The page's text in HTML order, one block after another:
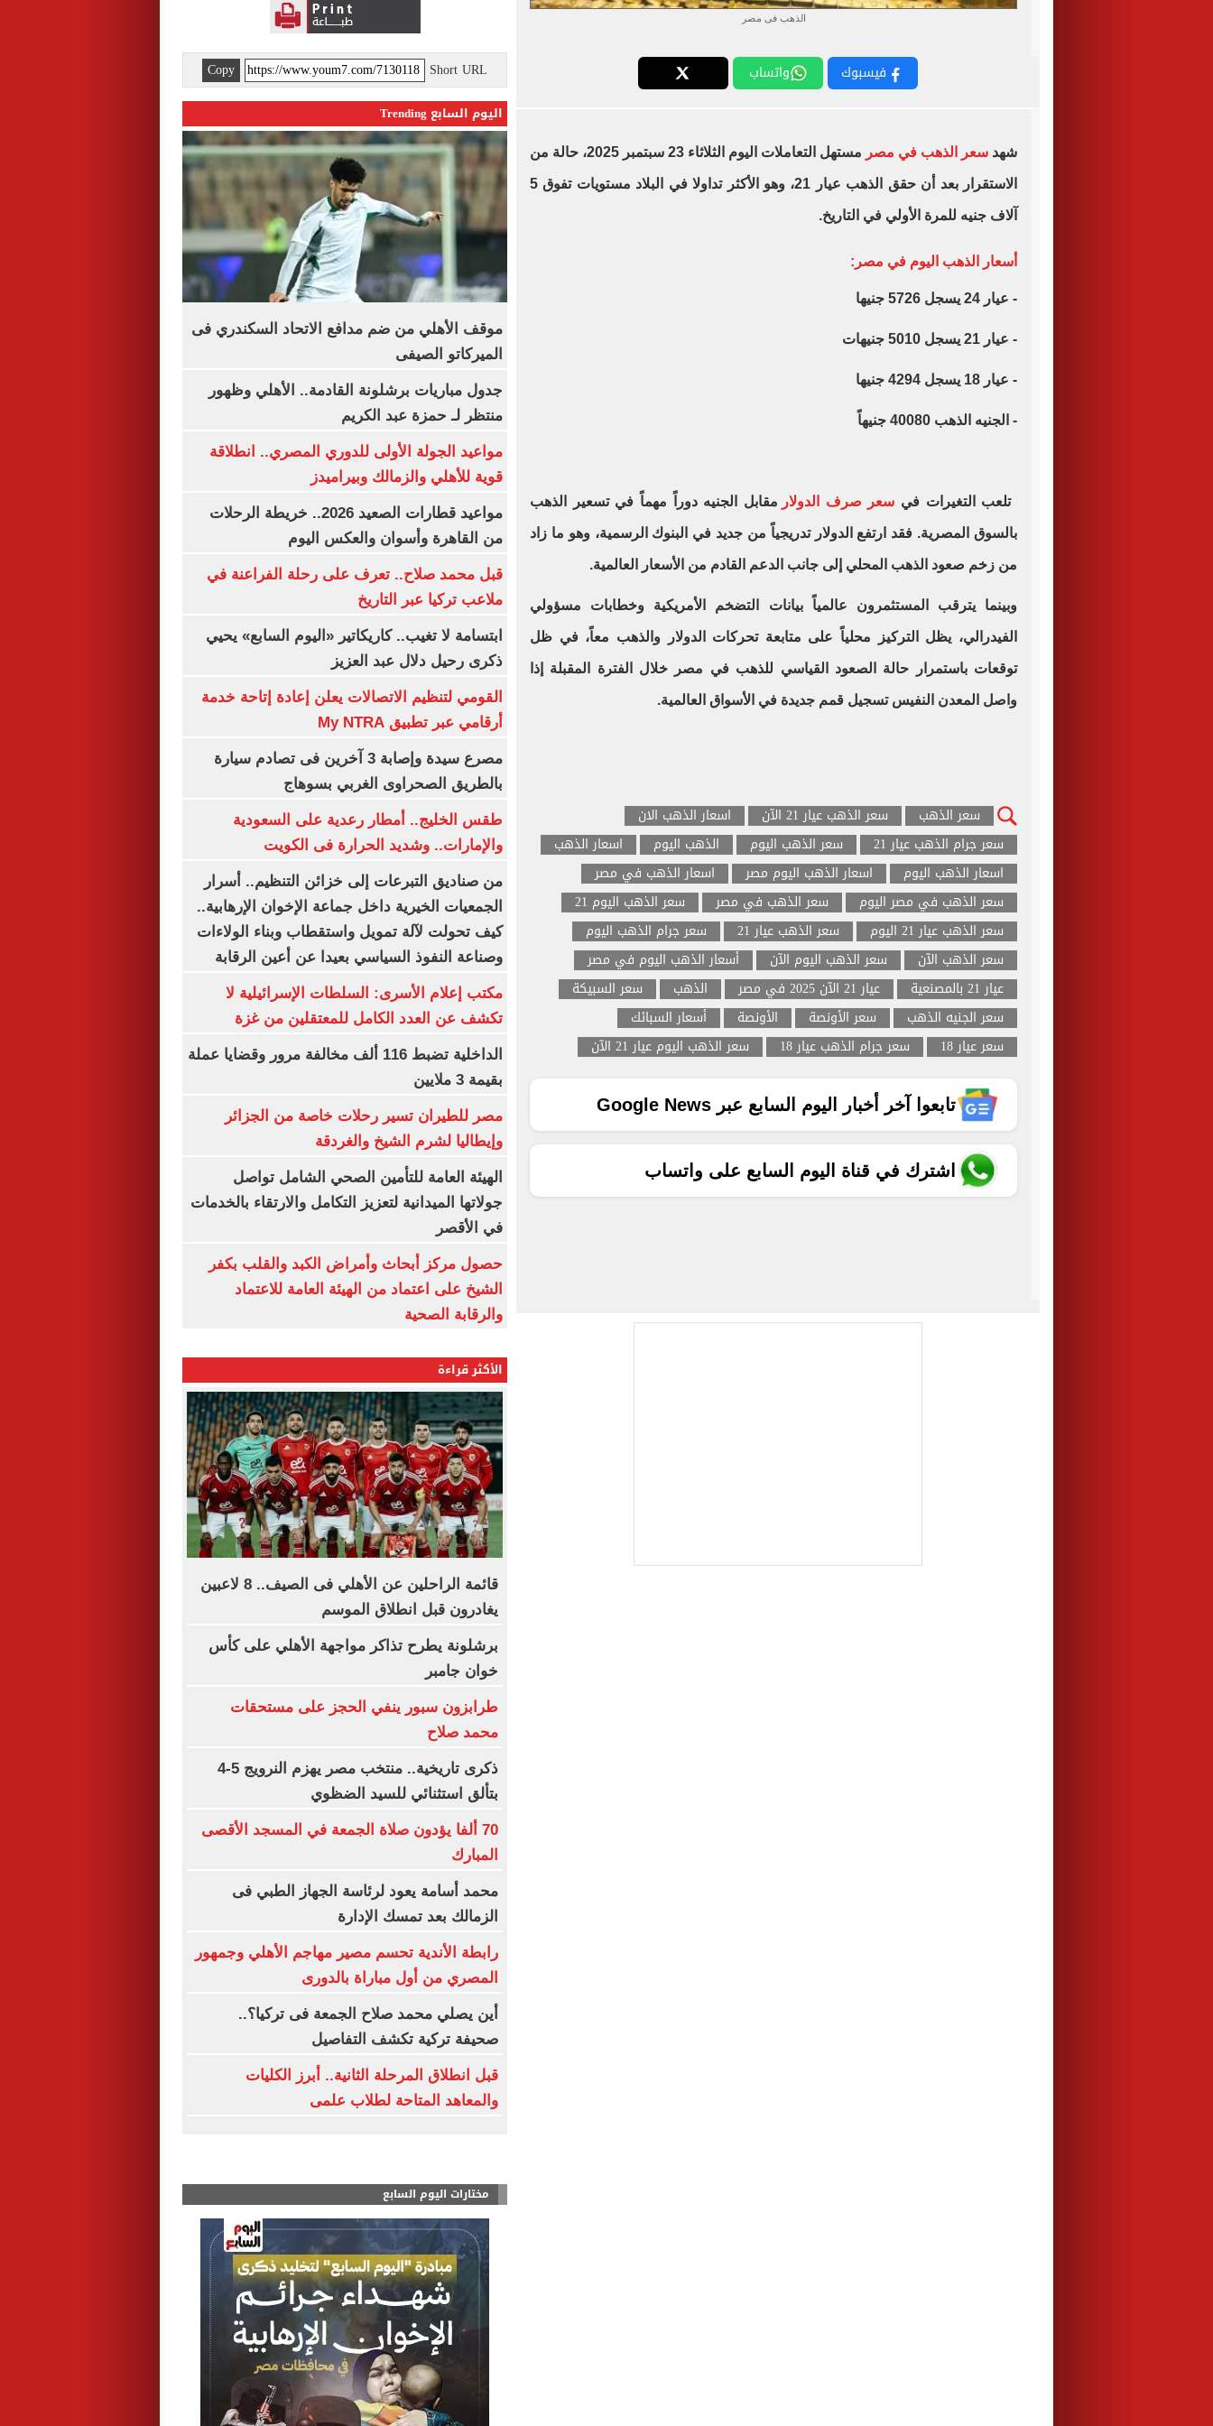
الذهب فى مصر
فيسبوك واتساب
شهد سعر الذهب في مصر مستهل التعاملات اليوم الثلاثاء 23 سبتمبر 2025، حالة من
الاستقرار بعد أن حقق الذهب عيار 21، وهو الأكثر تداولا في البلاد مستويات تفوق 5
آلاف جنيه للمرة الأولي في التاريخ.
أسعار الذهب اليوم في مصر:
- عيار 24 يسجل 5726 جنيها
- عيار 21 يسجل 5010 جنيهات
- عيار 18 يسجل 4294 جنيها
- الجنيه الذهب 40080 جنيهاً
تلعب التغيرات في سعر صرف الدولار مقابل الجنيه دوراً مهماً في تسعير الذهب
بالسوق المصرية. فقد ارتفع الدولار تدريجياً من جديد في البنوك الرسمية، وهو ما زاد
من زخم صعود الذهب المحلي إلى جانب الدعم القادم من الأسعار العالمية.
وبينما يترقب المستثمرون عالمياً بيانات التضخم الأمريكية وخطابات مسؤولي
الفيدرالي، يظل التركيز محلياً على متابعة تحركات الدولار والذهب معاً، في ظل
توقعات باستمرار حالة الصعود القياسي للذهب في مصر خلال الفترة المقبلة إذا
واصل المعدن النفيس تسجيل قمم جديدة في الأسواق العالمية.
سعر الذهب سعر الذهب عيار 21 الآن
اسعار الذهب الان
سعر جرام الذهب عيار 21
سعر الذهب اليوم الذهب اليوم
اسعار الذهب
اسعار الذهب اليوم
اسعار الذهب اليوم مصر
اسعار الذهب في مصر
سعر الذهب في مصر اليوم
سعر الذهب في مصر
سعر الذهب اليوم 21
سعر الذهب عيار 21 اليوم
سعر الذهب عيار 21
سعر جرام الذهب اليوم
سعر الذهب الآن
سعر الذهب اليوم الآن
أسعار الذهب اليوم في مصر
عيار 21 بالمصنعية
عيار 21 الآن 2025 في مصر الذهب
سعر السبيكة
سعر الجنيه الذهب
سعر الأونصة الأونصة
أسعار السبائك
سعر عيار 18
سعر جرام الذهب عيار 18 سعر الذهب اليوم عيار 21 الآن
تابعوا آخر أخبار اليوم السابع عبر Google News
اشترك في قناة اليوم السابع على واتساب
Short URL
Copy
اليوم السابع Trending
موقف الأهلي من ضم مدافع الاتحاد السكندري فى
الميركاتو الصيفى
جدول مباريات برشلونة القادمة.. الأهلي وظهور
منتظر لـ حمزة عبد الكريم
مواعيد الجولة الأولى للدوري المصري.. انطلاقة
قوية للأهلي والزمالك وبيراميدز
مواعيد قطارات الصعيد 2026.. خريطة الرحلات
من القاهرة وأسوان والعكس اليوم
قبل محمد صلاح.. تعرف على رحلة الفراعنة في
ملاعب تركيا عبر التاريخ
ابتسامة لا تغيب.. كاريكاتير «اليوم السابع» يحيي
ذكرى رحيل دلال عبد العزيز
القومي لتنظيم الاتصالات يعلن إعادة إتاحة خدمة
أرقامي عبر تطبيق My NTRA
مصرع سيدة وإصابة 3 آخرين فى تصادم سيارة
بالطريق الصحراوى الغربي بسوهاج
طقس الخليج.. أمطار رعدية على السعودية
والإمارات.. وشديد الحرارة فى الكويت
من صناديق التبرعات إلى خزائن التنظيم.. أسرار
الجمعيات الخيرية داخل جماعة الإخوان الإرهابية..
كيف تحولت لآلة تمويل واستقطاب وبناء الولاءات
وصناعة النفوذ السياسي بعيدا عن أعين الرقابة
مكتب إعلام الأسرى: السلطات الإسرائيلية لا
تكشف عن العدد الكامل للمعتقلين من غزة
الداخلية تضبط 116 ألف مخالفة مرور وقضايا عملة
بقيمة 3 ملايين
مصر للطيران تسير رحلات خاصة من الجزائر
وإيطاليا لشرم الشيخ والغردقة
الهيئة العامة للتأمين الصحي الشامل تواصل
جولاتها الميدانية لتعزيز التكامل والارتقاء بالخدمات
في الأقصر
حصول مركز أبحاث وأمراض الكبد والقلب بكفر
الشيخ على اعتماد من الهيئة العامة للاعتماد
والرقابة الصحية
الأكثر قراءة
قائمة الراحلين عن الأهلي فى الصيف.. 8 لاعبين
يغادرون قبل انطلاق الموسم
برشلونة يطرح تذاكر مواجهة الأهلي على كأس
خوان جامبر
طرابزون سبور ينفي الحجز على مستحقات
محمد صلاح
ذكرى تاريخية.. منتخب مصر يهزم النرويج 5-4
بتألق استثنائي للسيد الضظوي
70 ألفا يؤدون صلاة الجمعة في المسجد الأقصى
المبارك
محمد أسامة يعود لرئاسة الجهاز الطبي فى
الزمالك بعد تمسك الإدارة
رابطة الأندية تحسم مصير مهاجم الأهلي وجمهور
المصري من أول مباراة بالدورى
أين يصلي محمد صلاح الجمعة فى تركيا؟..
صحيفة تركية تكشف التفاصيل
قبل انطلاق المرحلة الثانية.. أبرز الكليات
والمعاهد المتاحة لطلاب علمى
مختارات اليوم السابع